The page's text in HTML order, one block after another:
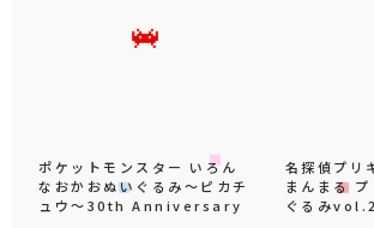
ポケットモンスター いろん
なおかおぬいぐるみ～ピカチ
ュウ～30th Anniversary
名探偵プリ
まんまる
ぐるみvol.2